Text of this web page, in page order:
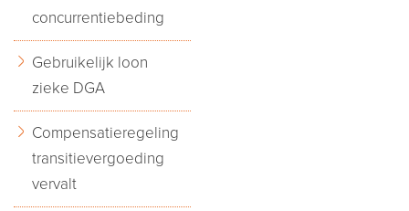
concurrentiebeding
Gebruikelijk loon
zieke DGA
Compensatieregeling
transitievergoeding
vervalt